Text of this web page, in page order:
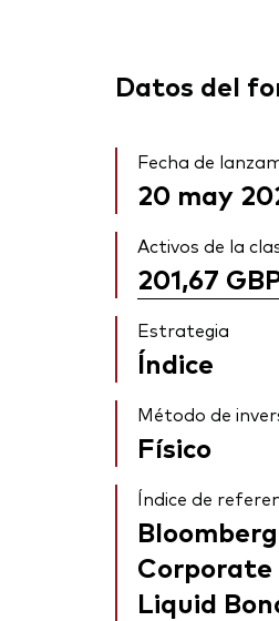
Datos del
Fecha de
20 may
Activos de la
201,67
Estrategia
Índice
Método de
Físico
Índice de
Liquid